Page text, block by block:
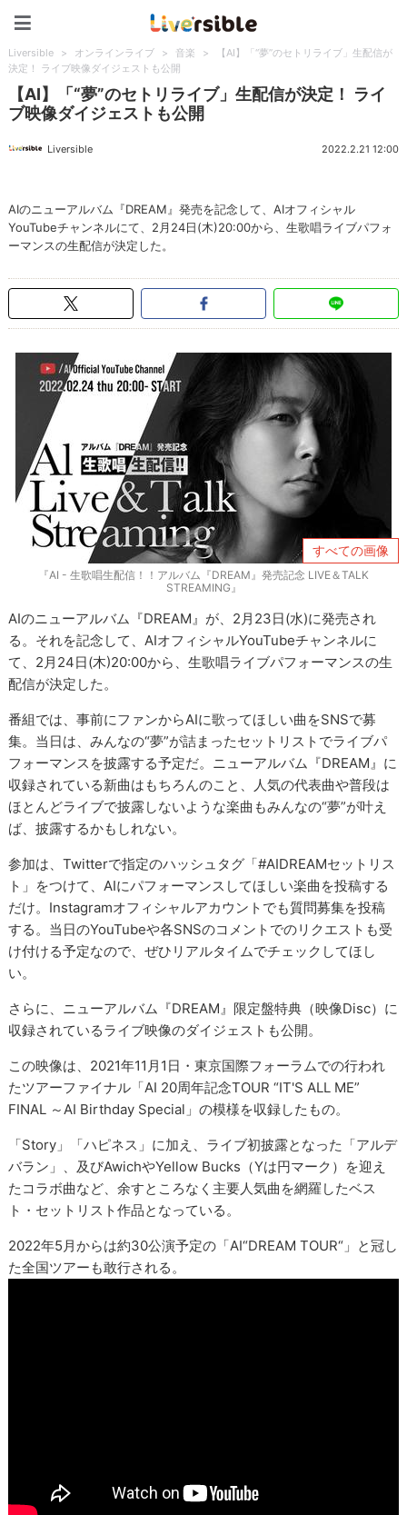
Liversible > オンラインライブ > 音楽 >
【AI】「“夢”のセトリライブ」生配信が
決定！ ライブ映像ダイジェストも公開
【AI】「“夢”のセトリライブ」生配信が決定！ ライ
ブ映像ダイジェストも公開
Liversible 2022.2.21 12:00
AIのニューアルバム『DREAM』発売を記念して、AIオフィシャル
YouTubeチャンネルにて、2月24日(木)20:00から、生歌唱ライブパフォ
ーマンスの生配信が決定した。
すべての画像
『AI - 生歌唱生配信！！アルバム『DREAM』発売記念 LIVE＆TALK
STREAMING』
AIのニューアルバム『DREAM』が、2月23日(水)に発売され
る。それを記念して、AIオフィシャルYouTubeチャンネルに
て、2月24日(木)20:00から、生歌唱ライブパフォーマンスの生
配信が決定した。
番組では、事前にファンからAIに歌ってほしい曲をSNSで募
集。当日は、みんなの“夢”が詰まったセットリストでライブパ
フォーマンスを披露する予定だ。ニューアルバム『DREAM』に
収録されている新曲はもちろんのこと、人気の代表曲や普段は
ほとんどライブで披露しないような楽曲もみんなの“夢”が叶え
ば、披露するかもしれない。
参加は、Twitterで指定のハッシュタグ「#AIDREAMセットリス
ト」をつけて、AIにパフォーマンスしてほしい楽曲を投稿する
だけ。Instagramオフィシャルアカウントでも質問募集を投稿
する。当日のYouTubeや各SNSのコメントでのリクエストも受
け付ける予定なので、ぜひリアルタイムでチェックしてほし
い。
さらに、ニューアルバム『DREAM』限定盤特典（映像Disc）に
収録されているライブ映像のダイジェストも公開。
この映像は、2021年11月1日・東京国際フォーラムでの行われ
たツアーファイナル「AI 20周年記念TOUR “IT'S ALL ME”
FINAL ～AI Birthday Special」の模様を収録したもの。
「Story」「ハピネス」に加え、ライブ初披露となった「アルデ
バラン」、及びAwichやYellow Bucks（Yは円マーク）を迎え
たコラボ曲など、余すところなく主要人気曲を網羅したベス
ト・セットリスト作品となっている。
2022年5月からは約30公演予定の「AI“DREAM TOUR“」と冠し
た全国ツアーも敢行される。